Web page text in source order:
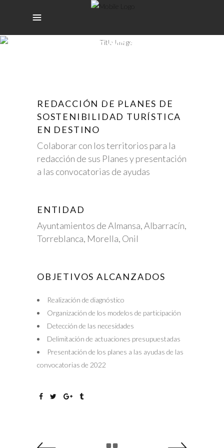
ELABORACIÓN DE
REDACCIÓN DE PLANES DE
SOSTENIBILIDAD TURÍSTICA
EN DESTINO
Colaborar con los territorios para la
redacción de sus Planes y presentación
a las convocatorias de ayudas
ENTIDAD
Ayuntamientos de Almansa, Albarracín,
Torreblanca, Morella, Onil
OBJETIVOS ALCANZADOS
Realización de diagnóstico
Organización de los modelos de participación
Detección de las necesidades
Delimitación de actuaciones presupuestadas
Presentación de los planes a las ayudas de las
convocatorias de 2022